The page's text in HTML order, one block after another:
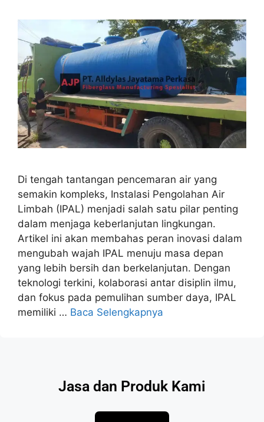
Di tengah tantangan pencemaran air yang
semakin kompleks, Instalasi Pengolahan Air
Limbah (IPAL) menjadi salah satu pilar penting
dalam menjaga keberlanjutan lingkungan.
Artikel ini akan membahas peran inovasi dalam
mengubah wajah IPAL menuju masa depan
yang lebih bersih dan berkelanjutan. Dengan
teknologi terkini, kolaborasi antar disiplin ilmu,
dan fokus pada pemulihan sumber daya, IPAL
memiliki … Baca Selengkapnya
Jasa dan Produk Kami